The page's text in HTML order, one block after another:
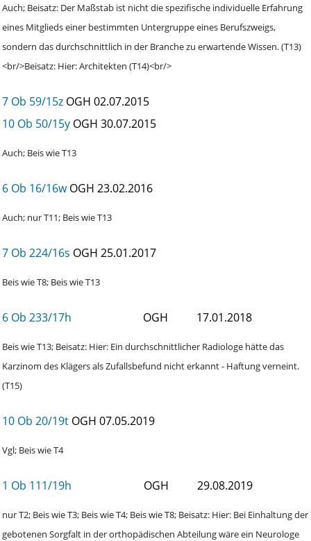
Auch; Beisatz: Der Maßstab ist nicht die spezifische individuelle Erfahrung
eines Mitglieds einer bestimmten Untergruppe eines Berufszweigs,
sondern das durchschnittlich in der Branche zu erwartende Wissen. (T13)
<br/>Beisatz: Hier: Architekten (T14)<br/>
7 Ob 59/15z OGH 02.07.2015
10 Ob 50/15y OGH 30.07.2015
Auch; Beis wie T13
6 Ob 16/16w OGH 23.02.2016
Auch; nur T11; Beis wie T13
7 Ob 224/16s OGH 25.01.2017
Beis wie T8; Beis wie T13
6 Ob 233/17h OGH 17.01.2018
Beis wie T13; Beisatz: Hier: Ein durchschnittlicher Radiologe hätte das
Karzinom des Klägers als Zufallsbefund nicht erkannt - Haftung verneint.
(T15)
10 Ob 20/19t OGH 07.05.2019
Vgl; Beis wie T4
1 Ob 111/19h OGH 29.08.2019
nur T2; Beis wie T3; Beis wie T4; Beis wie T8; Beisatz: Hier: Bei Einhaltung der
gebotenen Sorgfalt in der orthopädischen Abteilung wäre ein Neurologe